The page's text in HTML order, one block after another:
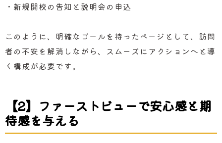
・新規開校の告知と説明会の申込
このように、明確なゴールを持ったページとして、訪問
者の不安を解消しながら、スムーズにアクションへと導
く構成が必要です。
【2】ファーストビューで安心感と期
待感を与える